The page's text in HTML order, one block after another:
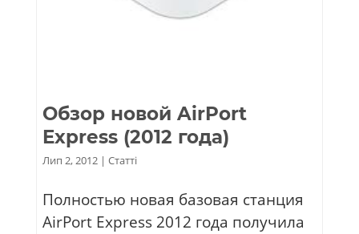
Обзор новой AirPort
Express (2012 года)
Лип 2, 2012| Статті
Полностью новая базовая станция
AirPort Express 2012 года получила